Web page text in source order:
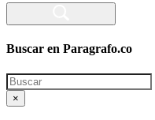
Buscar en Paragrafo.co
Search
×